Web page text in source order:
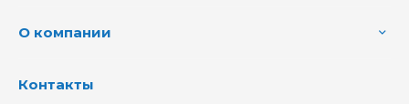
О компании
Контакты